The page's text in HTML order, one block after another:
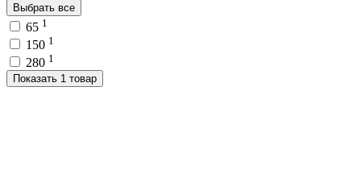
Выбрать все
65 1
150 1
280 1
Показать 1 товар